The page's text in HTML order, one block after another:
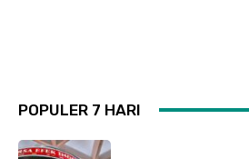
POPULER 7 HARI